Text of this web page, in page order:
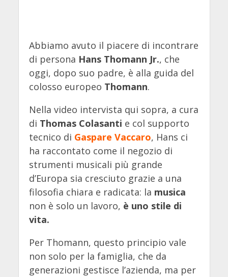
Abbiamo avuto il piacere di incontrare
di persona Hans Thomann Jr., che
oggi, dopo suo padre, è alla guida del
colosso europeo Thomann.
Nella video intervista qui sopra, a cura
di Thomas Colasanti e col supporto
tecnico di Gaspare Vaccaro, Hans ci
ha raccontato come il negozio di
strumenti musicali più grande
d’Europa sia cresciuto grazie a una
filosofia chiara e radicata: la musica
non è solo un lavoro, è uno stile di
vita.
Per Thomann, questo principio vale
non solo per la famiglia, che da
generazioni gestisce l’azienda, ma per